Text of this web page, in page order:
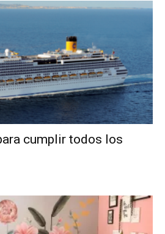
cumplir todos los